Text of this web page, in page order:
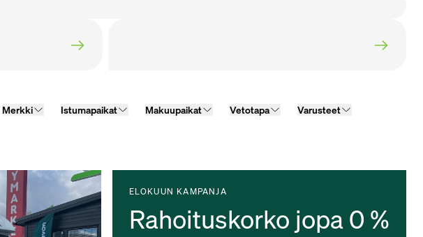
Merkki Istumapaikat Makuupaikat Vetotapa Varusteet
ELOKUUN KAMPANJA
Rahoituskorko jopa 0 %